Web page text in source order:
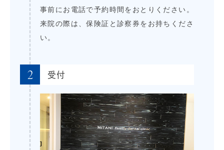
事前にお電話で予約時間をおとりください。
来院の際は、保険証と診察券をお持ちくださ
い。
2 受付